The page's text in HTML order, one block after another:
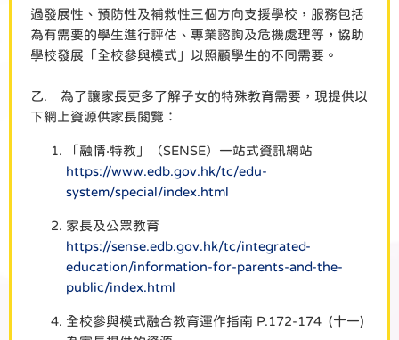
過發展性、預防性及補救性三個方向支援學校，服務包括
為有需要的學生進行評估、專業諮詢及危機處理等，協助
學校發展「全校參與模式」以照顧學生的不同需要。
乙. 為了讓家長更多了解子女的特殊教育需要，現提供以
下網上資源供家長閱覽：
「融情‧特教」（SENSE）一站式資訊網站
https://www.edb.gov.hk/tc/edu-
system/special/index.html
家長及公眾教育
https://sense.edb.gov.hk/tc/integrated-
education/information-for-parents-and-the-
public/index.html
全校參與模式融合教育運作指南 P.172-174 (十一)